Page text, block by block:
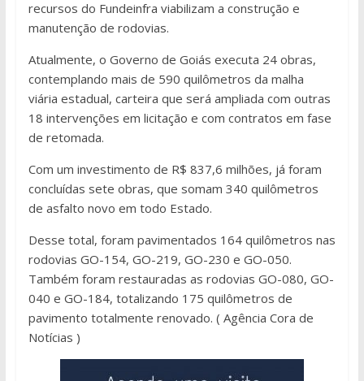
recursos do Fundeinfra viabilizam a construção e
manutenção de rodovias.
Atualmente, o Governo de Goiás executa 24 obras,
contemplando mais de 590 quilômetros da malha
viária estadual, carteira que será ampliada com outras
18 intervenções em licitação e com contratos em fase
de retomada.
Com um investimento de R$ 837,6 milhões, já foram
concluídas sete obras, que somam 340 quilômetros
de asfalto novo em todo Estado.
Desse total, foram pavimentados 164 quilômetros nas
rodovias GO-154, GO-219, GO-230 e GO-050.
Também foram restauradas as rodovias GO-080, GO-
040 e GO-184, totalizando 175 quilômetros de
pavimento totalmente renovado. ( Agência Cora de
Notícias )